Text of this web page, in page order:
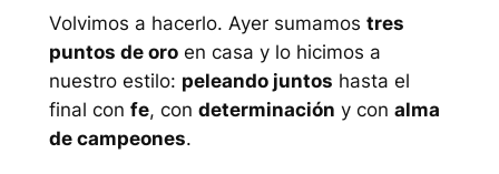
Volvimos a hacerlo. Ayer sumamos tres
puntos de oroen casa y lo hicimos a
nuestro estilo: peleando juntos hasta el
final con fe, con determinación y con alma
de campeones.